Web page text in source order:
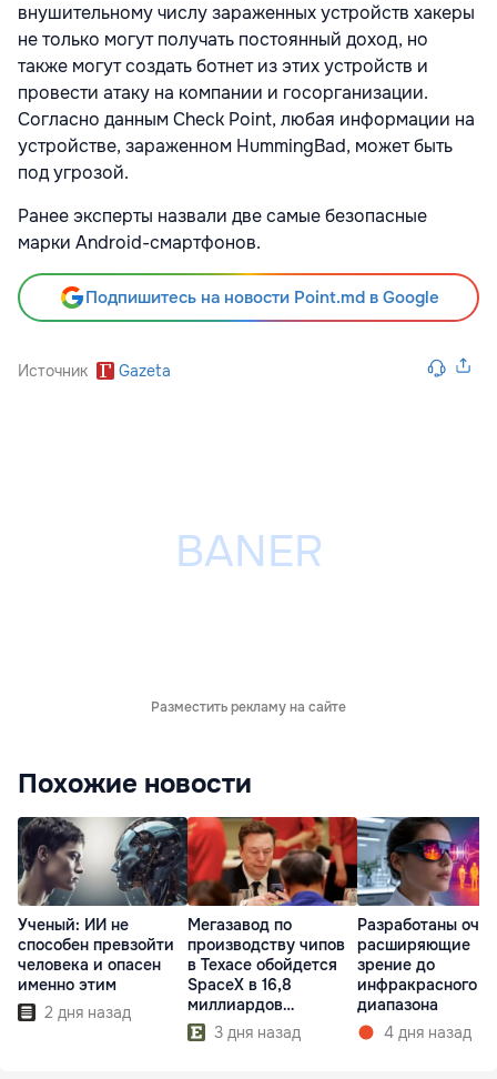
внушительному числу зараженных устройств хакеры
не только могут получать постоянный доход, но
также могут создать ботнет из этих устройств и
провести атаку на компании и госорганизации.
Согласно данным Check Point, любая информации на
устройстве, зараженном HummingBad, может быть
под угрозой.
Ранее эксперты назвали две самые безопасные
марки Android-смартфонов.
Подпишитесь на новости Point.md в Google
Источник Gazeta
Разместить рекламу на сайте
Похожие новости
Ученый: ИИ не
способен превзойти
человека и опасен
именно этим
2 дня назад
Мегазавод по
производству чипов
в Техасе обойдется
SpaceX в 16,8
миллиардов
долларов
3 дня назад
Разработаны
расширяющие
зрение до
инфракрасного
диапазона
4 дня назад